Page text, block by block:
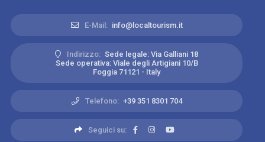
E-Mail: info@localtourism.it
Indirizzo: Sede legale: Via Galliani 18
Sede operativa: Viale degli Artigiani 10/B
Foggia 71121 - Italy
Telefono: +39 351 8301 704
Seguici su: